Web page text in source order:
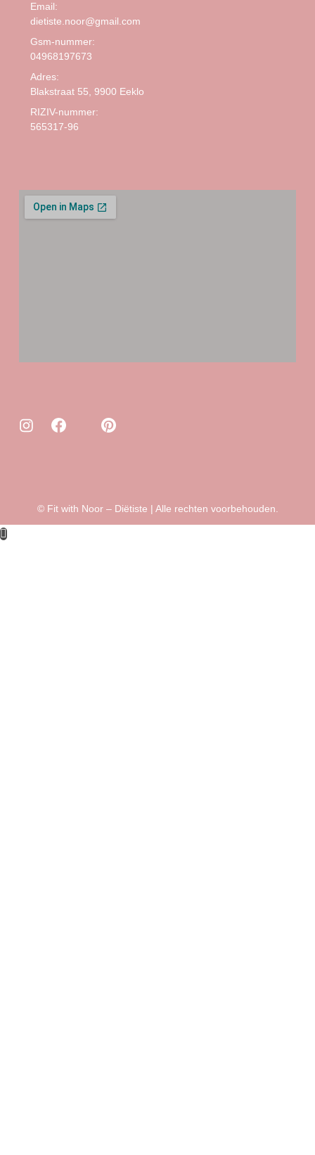
Email:
dietiste.noor@gmail.com
Gsm-nummer:
04968197673
Adres:
Blakstraat 55, 9900 Eeklo
RIZIV-nummer:
565317-96
© Fit with Noor – Diëtiste | Alle rechten voorbehouden.